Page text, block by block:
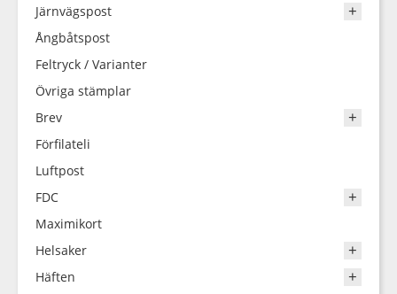
Järnvägspost
Ångbåtspost
Feltryck / Varianter
Övriga stämplar
Brev
Förfilateli
Luftpost
FDC
Maximikort
Helsaker
Häften